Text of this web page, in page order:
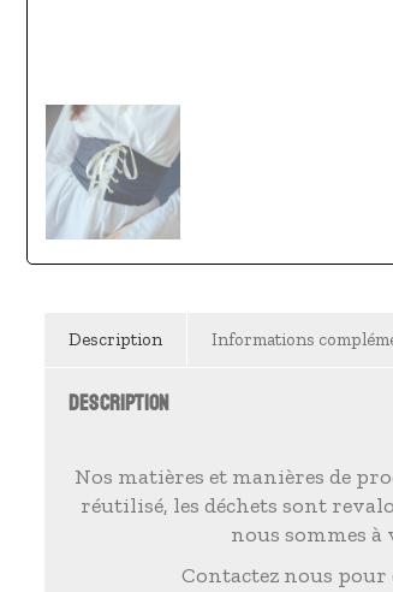
Description Informations
DESCRIPTION
Nos matières et manières de
réutilisé, les déchets sont
nous sommes
Contactez nous pour